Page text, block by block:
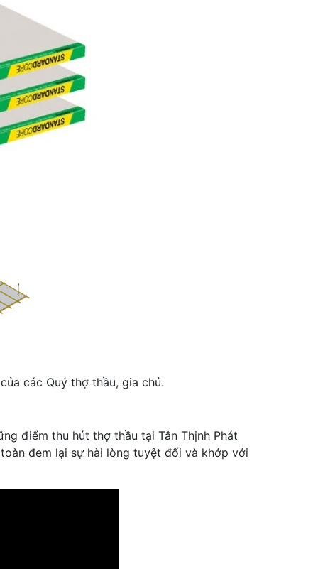
các Quý thợ thầu, gia chủ.
điểm thu hút thợ thầu tại Tân Thịnh Phát
đem lại sự hài lòng tuyệt đối và khớp với